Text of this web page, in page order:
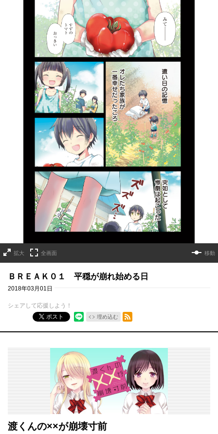
拡大 全画面 移動
ＢＲＥＡＫ０１ 平穏が崩れ始める日
2018年03月01日
シェアして応援しよう！
ポスト
埋め込む
RSSフィード
渡くんの××が崩壊寸前